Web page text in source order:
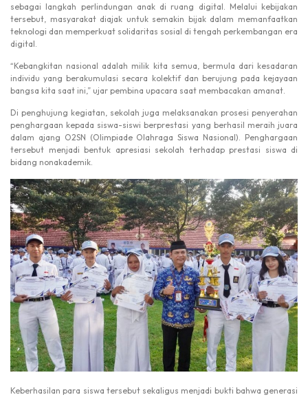
sebagai langkah perlindungan anak di ruang digital. Melalui kebijakan
tersebut, masyarakat diajak untuk semakin bijak dalam memanfaatkan
teknologi dan memperkuat solidaritas sosial di tengah perkembangan era
digital.
“Kebangkitan nasional adalah milik kita semua, bermula dari kesadaran
individu yang berakumulasi secara kolektif dan berujung pada kejayaan
bangsa kita saat ini,” ujar pembina upacara saat membacakan amanat.
Di penghujung kegiatan, sekolah juga melaksanakan prosesi penyerahan
penghargaan kepada siswa-siswi berprestasi yang berhasil meraih juara
dalam ajang O2SN (Olimpiade Olahraga Siswa Nasional). Penghargaan
tersebut menjadi bentuk apresiasi sekolah terhadap prestasi siswa di
bidang nonakademik.
Keberhasilan para siswa tersebut sekaligus menjadi bukti bahwa generasi